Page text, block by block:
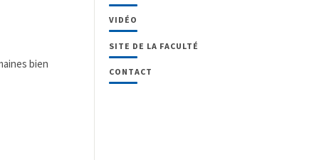
bien
VIDÉO
SITE DE LA FACULTÉ
CONTACT